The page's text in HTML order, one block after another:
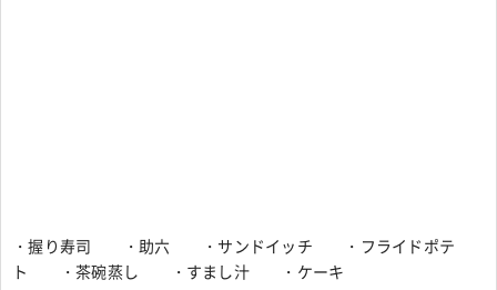
・握り寿司 ・助六 ・サンドイッチ ・フライドポテ
ト ・茶碗蒸し ・すまし汁 ・ケーキ